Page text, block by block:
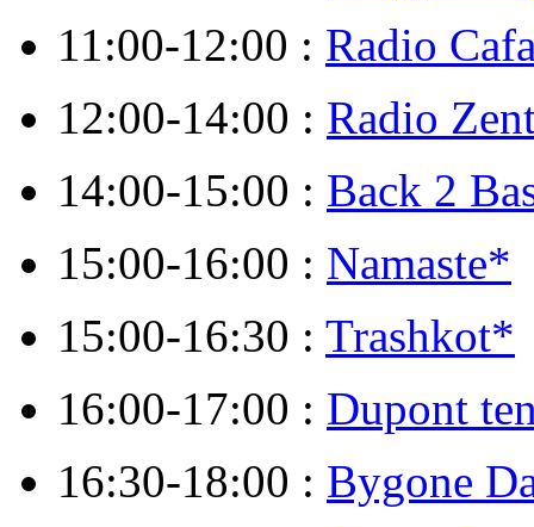
11:00-12:00 : Radio
12:00-14:00 : Radio
14:00-15:00 : Back 2
15:00-16:00 : Namaste*
15:00-16:30 : Trashkot*
16:00-17:00 : Dupont
16:30-18:00 : Bygone